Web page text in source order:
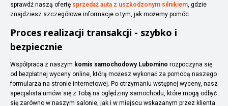
sprawdź naszą ofertę sprzedaż auta z uszkodzonym silnikiem, gdzie
znajdziesz szczegółowe informacje o tym, jak możemy pomóc.
Proces realizacji transakcji - szybko i
bezpiecznie
Współpraca z naszym komis samochodowy Lubomino rozpoczyna się
od bezpłatnej wyceny online, którą możesz wykonać za pomocą naszego
formularza na stronie internetowej. Po otrzymaniu wstępnej wyceny, nasz
specjalista umówi się z Tobą na oględziny samochodu, które mogą odbyć
się zarówno w naszym salonie, jak i w miejscu wskazanym przez klienta.